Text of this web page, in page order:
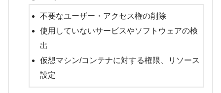
不要なユーザー・アクセス権の削除
使用していないサービスやソフトウェアの検
出
仮想マシン/コンテナに対する権限、リソース
設定